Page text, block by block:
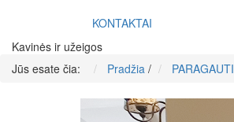
KONTAKTAI
Kavinės ir užeigos
Jūs esate čia:
Pradžia / PARAGAUTI